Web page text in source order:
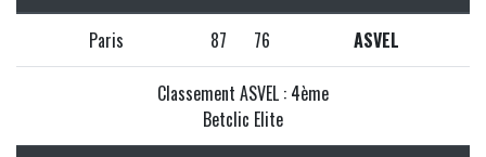
Paris 87 76 ASVEL
Classement ASVEL : 4ème
Betclic Elite